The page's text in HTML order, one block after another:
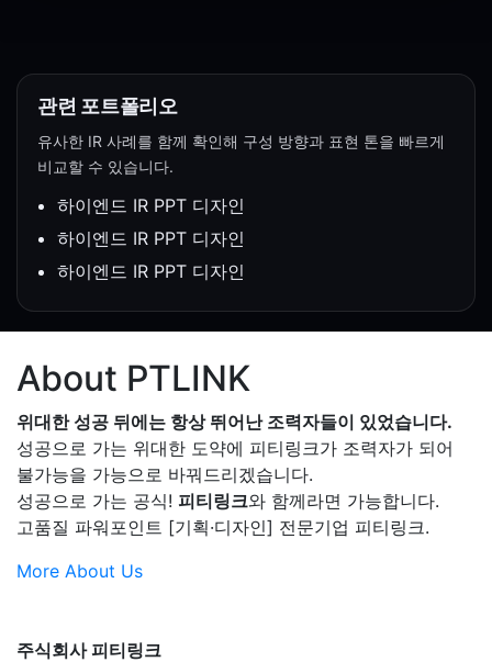
관련 포트폴리오
유사한 IR 사례를 함께 확인해 구성 방향과 표현 톤을 빠르게
비교할 수 있습니다.
하이엔드 IR PPT 디자인
하이엔드 IR PPT 디자인
하이엔드 IR PPT 디자인
About PTLINK
위대한 성공 뒤에는 항상 뛰어난 조력자들이 있었습니다.
성공으로 가는 위대한 도약에 피티링크가 조력자가 되어
불가능을 가능으로 바꿔드리겠습니다.
성공으로 가는 공식! 피티링크와 함께라면 가능합니다.
고품질 파워포인트 [기획·디자인] 전문기업 피티링크.
More About Us
주식회사 피티링크